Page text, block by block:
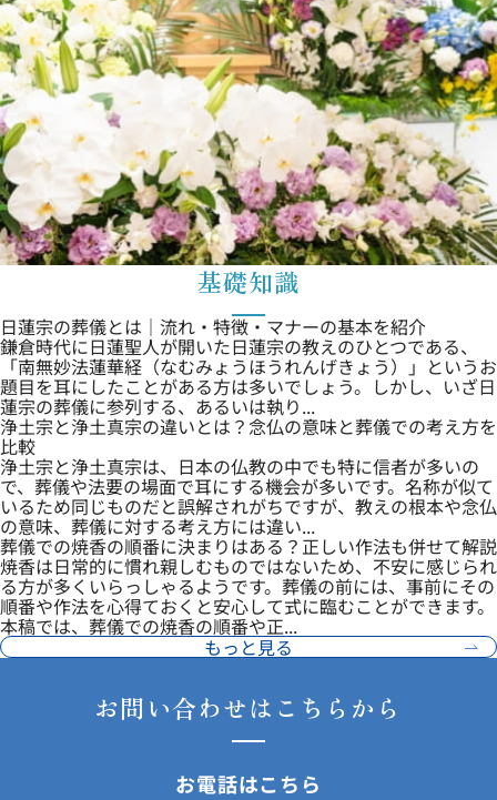
基礎知識
日蓮宗の葬儀とは｜流れ・特徴・マナーの基本を紹介
鎌倉時代に日蓮聖人が開いた日蓮宗の教えのひとつである、
「南無妙法蓮華経（なむみょうほうれんげきょう）」というお
題目を耳にしたことがある方は多いでしょう。しかし、いざ日
蓮宗の葬儀に参列する、あるいは執り...
浄土宗と浄土真宗の違いとは？念仏の意味と葬儀での考え方を
比較
浄土宗と浄土真宗は、日本の仏教の中でも特に信者が多いの
で、葬儀や法要の場面で耳にする機会が多いです。名称が似て
いるため同じものだと誤解されがちですが、教えの根本や念仏
の意味、葬儀に対する考え方には違い...
葬儀での焼香の順番に決まりはある？正しい作法も併せて解説
焼香は日常的に慣れ親しむものではないため、不安に感じられ
る方が多くいらっしゃるようです。葬儀の前には、事前にその
順番や作法を心得ておくと安心して式に臨むことができます。
本稿では、葬儀での焼香の順番や正...
もっと見る
お問い合わせはこちらから
お電話はこちら